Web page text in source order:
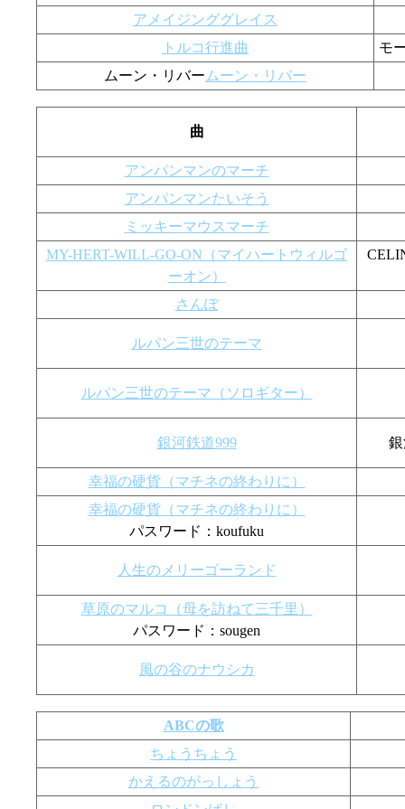
アメイジンググレイス
トルコ行進曲
モ
ムーン・リバー ムーン・リバー
曲
アンパンマンのマーチ
アンパンマンたいそう
ミッキーマウスマーチ
MY-HERT-WILL-GO-ON（マイハートウィルゴ
ーオン）
さんぽ
ルパン三世のテーマ
ルパン三世のテーマ（ソロギター）
銀河鉄道999
幸福の硬貨（マチネの終わりに）
幸福の硬貨（マチネの終わりに）
パスワード：koufuku
人生のメリーゴーランド
草原のマルコ（母を訪ねて三千里）
パスワード：sougen
風の谷のナウシカ
ABCの歌
ちょうちょう
かえるのがっしょう